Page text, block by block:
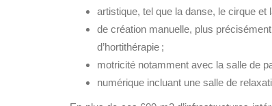
artistique, tel que la danse, le cirque et
de création manuelle, plus
d’hortithérapie ;
motricité notamment avec la salle de
numérique incluant une salle de